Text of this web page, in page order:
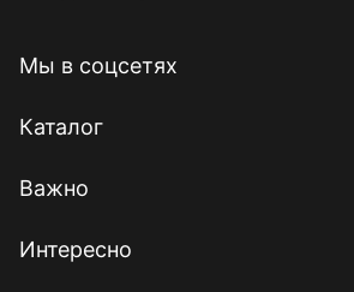
Мы в соцсетях
Каталог
Важно
Интересно